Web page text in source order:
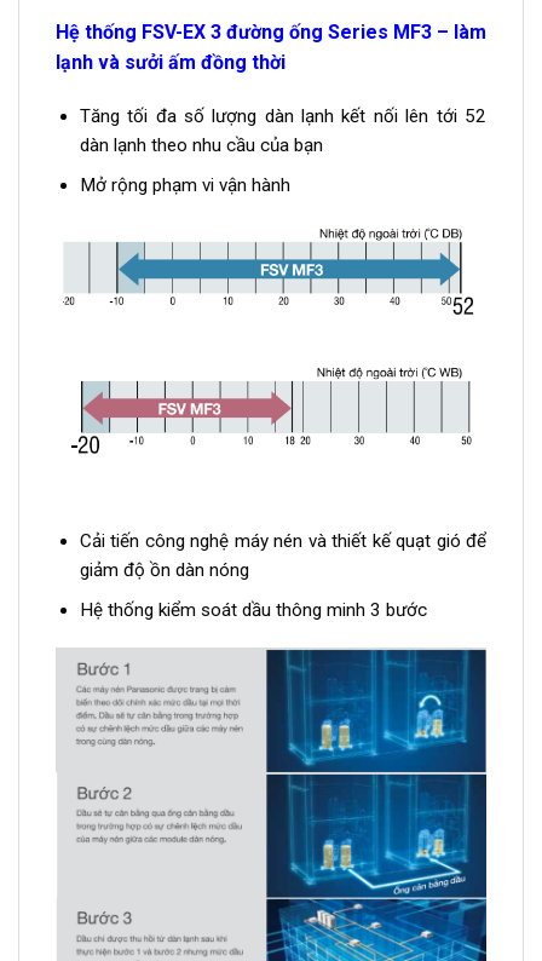
Hệ thống FSV-EX 3 đường ống Series MF3 – làm
lạnh và sưởi ấm đồng thời
Tăng tối đa số lượng dàn lạnh kết nối lên tới 52
dàn lạnh theo nhu cầu của bạn
Mở rộng phạm vi vận hành
Cải tiến công nghệ máy nén và thiết kế quạt gió để
giảm độ ồn dàn nóng
Hệ thống kiểm soát dầu thông minh 3 bước